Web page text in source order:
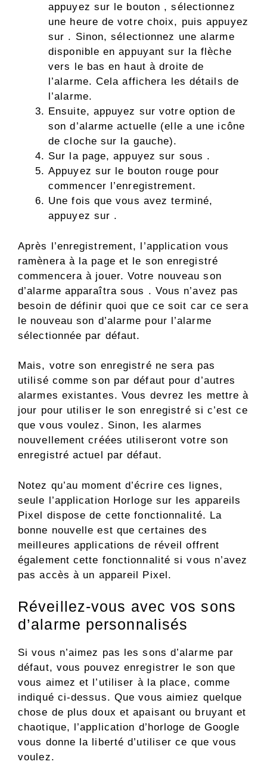
appuyez sur le bouton , sélectionnez
une heure de votre choix, puis appuyez
sur . Sinon, sélectionnez une alarme
disponible en appuyant sur la flèche
vers le bas en haut à droite de
l’alarme. Cela affichera les détails de
l’alarme.
Ensuite, appuyez sur votre option de
son d’alarme actuelle (elle a une icône
de cloche sur la gauche).
Sur la page, appuyez sur sous .
Appuyez sur le bouton rouge pour
commencer l’enregistrement.
Une fois que vous avez terminé,
appuyez sur .
Après l’enregistrement, l’application vous
ramènera à la page et le son enregistré
commencera à jouer. Votre nouveau son
d’alarme apparaîtra sous . Vous n’avez pas
besoin de définir quoi que ce soit car ce sera
le nouveau son d’alarme pour l’alarme
sélectionnée par défaut.
Mais, votre son enregistré ne sera pas
utilisé comme son par défaut pour d’autres
alarmes existantes. Vous devrez les mettre à
jour pour utiliser le son enregistré si c’est ce
que vous voulez. Sinon, les alarmes
nouvellement créées utiliseront votre son
enregistré actuel par défaut.
Notez qu’au moment d’écrire ces lignes,
seule l’application Horloge sur les appareils
Pixel dispose de cette fonctionnalité. La
bonne nouvelle est que certaines des
meilleures applications de réveil offrent
également cette fonctionnalité si vous n’avez
pas accès à un appareil Pixel.
Réveillez-vous avec vos sons
d’alarme personnalisés
Si vous n’aimez pas les sons d’alarme par
défaut, vous pouvez enregistrer le son que
vous aimez et l’utiliser à la place, comme
indiqué ci-dessus. Que vous aimiez quelque
chose de plus doux et apaisant ou bruyant et
chaotique, l’application d’horloge de Google
vous donne la liberté d’utiliser ce que vous
voulez.